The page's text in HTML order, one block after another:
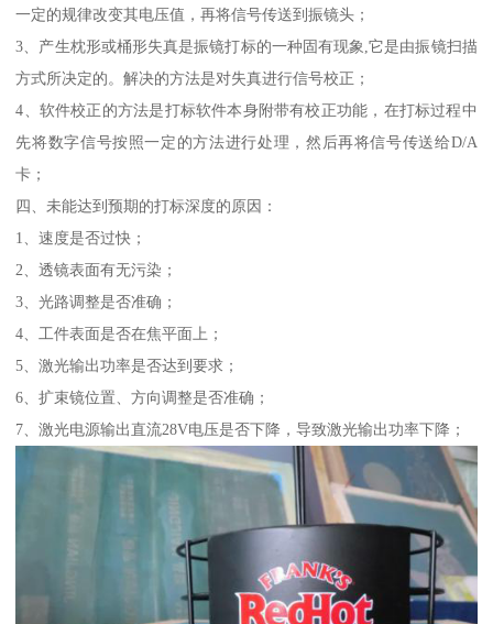
一定的规律改变其电压值，再将信号传送到振镜头；
3、产生枕形或桶形失真是振镜打标的一种固有现象,它是由振镜扫描
方式所决定的。解决的方法是对失真进行信号校正；
4、软件校正的方法是打标软件本身附带有校正功能，在打标过程中
先将数字信号按照一定的方法进行处理，然后再将信号传送给D/A
卡；
四、未能达到预期的打标深度的原因：
1、速度是否过快；
2、透镜表面有无污染；
3、光路调整是否准确；
4、工件表面是否在焦平面上；
5、激光输出功率是否达到要求；
6、扩束镜位置、方向调整是否准确；
7、激光电源输出直流28V电压是否下降，导致激光输出功率下降；